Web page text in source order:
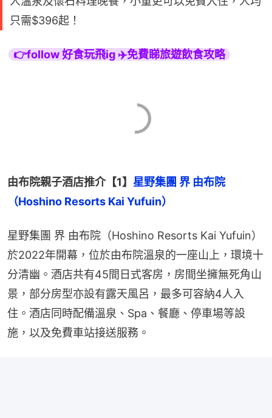
只需$396起！
👉follow 好食玩飛ig ✈️免費睇旅遊飲食攻略
由布院親子酒店推介【1】 星野集團 界 由布院
（Hoshino Resorts Kai Yufuin）
星野集團 界 由布院（Hoshino Resorts Kai Yufuin）
於2022年開幕，位於由布院溫泉的一座山上，環境十
分清幽。酒店共有45間日式客房，房間坐擁無死角山
景，部分房型亦設有露天風呂，最多可容納4人入
住。酒店同時配備溫泉、Spa、餐廳、停車場等設
施，以及免費車站接送服務。